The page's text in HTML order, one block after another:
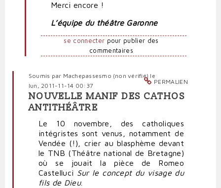
Merci encore !
L’équipe du théâtre Garonne
se connecter pour publier des
commentaires
PERMALIEN
Soumis par Machepassesmo (non vérifié) le
lun, 2011-11-14 00:37
NOUVELLE MANIF DES CATHOS
ANTITHÉÂTRE
Le 10 novembre, des catholiques
intégristes sont venus, notamment de
Vendée (!), crier au blasphème devant
le TNB (Théâtre national de Bretagne)
où se jouait la pièce de Romeo
Castelluci Sur le concept du visage du
fils de Dieu.